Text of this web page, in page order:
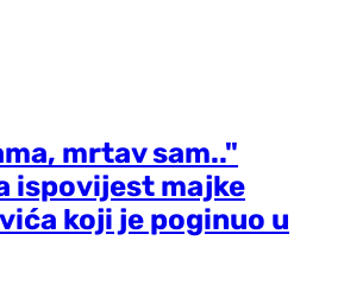
mrtav sam.."
ispovijest majke
koji je poginuo u